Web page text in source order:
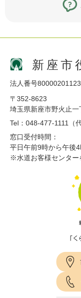
新座市
法人番号
〒352-8623
埼玉県新座市野火止
Tel：048-477-1111（代
窓口受付時間：
平日午前9時から午後
※水道お客様センター